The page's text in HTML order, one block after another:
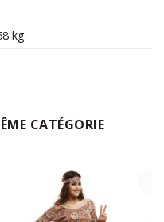
kg
CATÉGORIE